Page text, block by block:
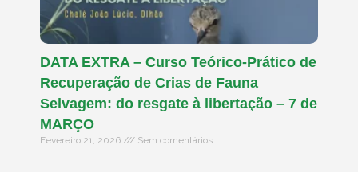
DATA EXTRA – Curso Teórico-Prático de
Recuperação de Crias de Fauna
Selvagem: do resgate à libertação – 7 de
MARÇO
Fevereiro 21, 2026 Sem comentários